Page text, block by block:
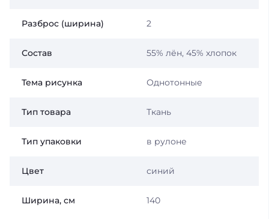
Разброс (ширина) 2
Состав 55% лён, 45% хлопок
Тема рисунка Однотонные
Тип товара Ткань
Тип упаковки в рулоне
Цвет синий
Ширина, см 140